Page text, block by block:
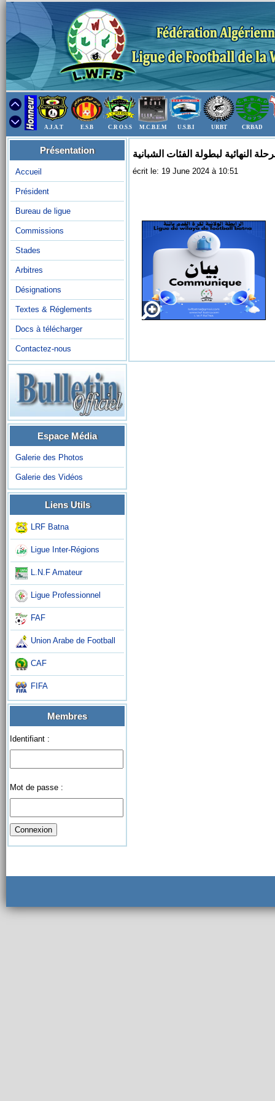
A.J.A.T E.S.B C.R O.S.S M.C.B.E.M U.S.B.I URBT CRBAD
Présentation
Accueil
Président
Bureau de ligue
Commissions
Stades
Arbitres
Désignations
Textes & Réglements
Docs à télécharger
Contactez-nous
Espace Média
Galerie des Photos
Galerie des Vidéos
Liens Utils
LRF Batna
Ligue Inter-Régions
L.N.F Amateur
Ligue Professionnel
FAF
Union Arabe de Football
CAF
FIFA
Membres
Identifiant :
Mot de passe :
écrit le: 19 June 2024 à 10:51